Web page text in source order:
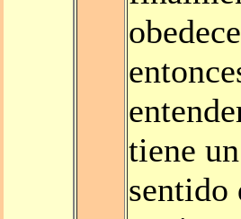
tiene
sentido